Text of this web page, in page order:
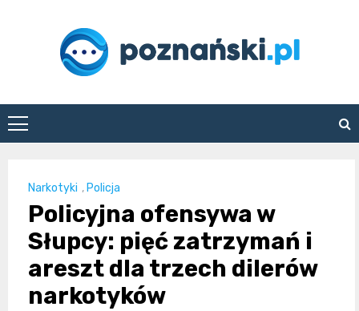
poznanski.pl
Narkotyki ,Policja
Policyjna ofensywa w
Słupcy: pięć zatrzymań i
areszt dla trzech dilerów
narkotyków